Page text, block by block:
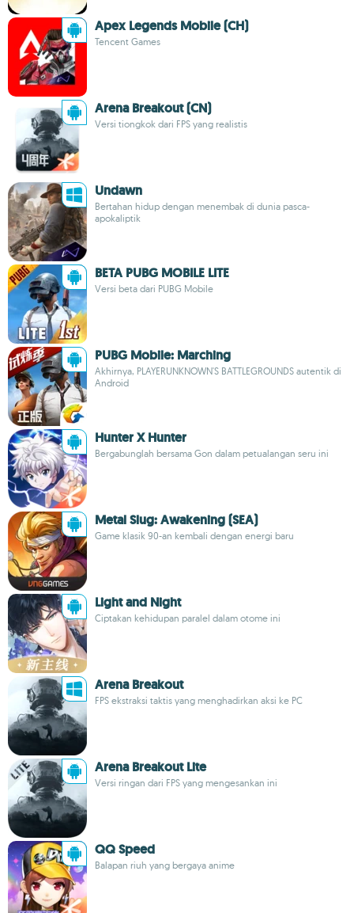
Apex Legends Mobile (CH)
Tencent Games
Arena Breakout (CN)
Versi tiongkok dari FPS yang realistis
Undawn
Bertahan hidup dengan menembak di dunia pasca-
apokaliptik
BETA PUBG MOBILE LITE
Versi beta dari PUBG Mobile
PUBG Mobile: Marching
Akhirnya, PLAYERUNKNOWN'S BATTLEGROUNDS autentik di
Android
Hunter X Hunter
Bergabunglah bersama Gon dalam petualangan seru ini
Metal Slug: Awakening (SEA)
Game klasik 90-an kembali dengan energi baru
Light and Night
Ciptakan kehidupan paralel dalam otome ini
Arena Breakout
FPS ekstraksi taktis yang menghadirkan aksi ke PC
Arena Breakout Lite
Versi ringan dari FPS yang mengesankan ini
QQ Speed
Balapan riuh yang bergaya anime